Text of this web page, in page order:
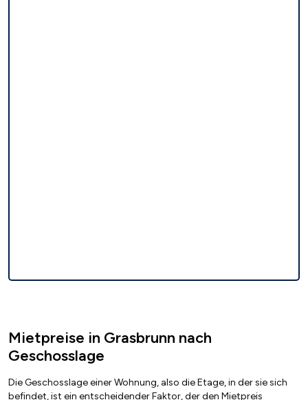
Mietpreise in Grasbrunn nach
Geschosslage
Die Geschosslage einer Wohnung, also die Etage, in der sie sich
befindet, ist ein entscheidender Faktor, der den Mietpreis